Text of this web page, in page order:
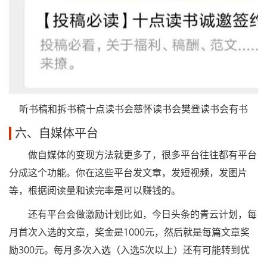
听书稿和拆书稿十点读书会慈怀读书会樊登读书会有书
六、自媒体平台
做自媒体的变现方法就更多了，很多平台往往都有平台
分成这个功能。你在这些平台发文章，发短视频，发图片
等，根据阅读量和读完率是可以赚钱的。
还有平台会做激励计划比如，今日头条的青云计划，每
月首次入选的文章，奖金是1000元，然后就是每篇文章奖
励300元。每月多次入选（入选5次以上）还有可能转到优